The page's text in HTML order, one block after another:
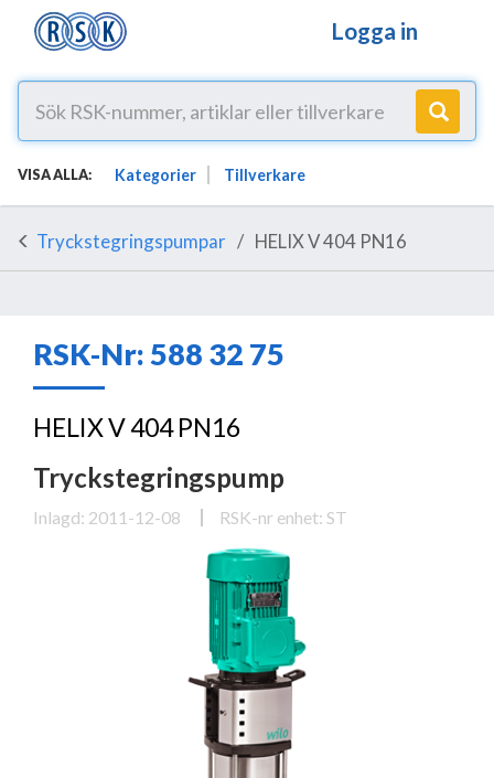
Logga in
VISA ALLA: Kategorier Tillverkare
Tryckstegringspumpar HELIX V 404 PN16
RSK-Nr: 588 32 75
HELIX V 404 PN16
Tryckstegringspump
Inlagd: 2011-12-08 RSK-nr enhet: ST